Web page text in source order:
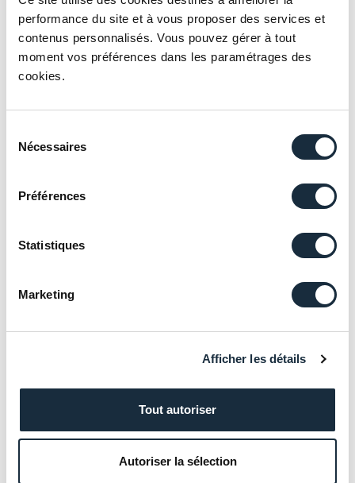
performance du site et à vous proposer des services et
contenus personnalisés. Vous pouvez gérer à tout
moment vos préférences dans les paramétrages des
cookies.
Nécessaires
Préférences
Statistiques
Marketing
Afficher les détails
Tout autoriser
Autoriser la sélection
accompagner
Des conseils adaptés à chaque situation
Renforcer la proximité avec vous pour vous
offrir un accompagnement sur-mesure